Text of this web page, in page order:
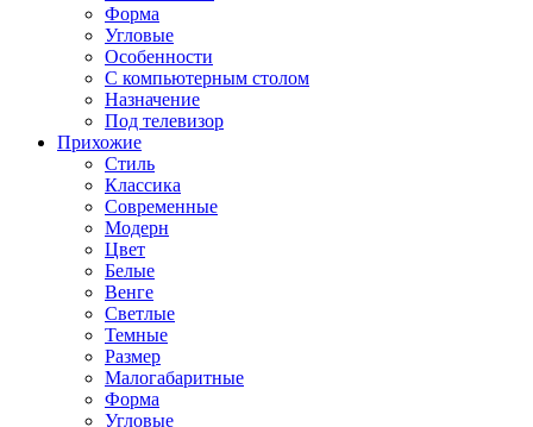
Форма
Угловые
Особенности
С компьютерным столом
Назначение
Под телевизор
Прихожие
Стиль
Классика
Современные
Модерн
Цвет
Белые
Венге
Светлые
Темные
Размер
Малогабаритные
Форма
Угловые